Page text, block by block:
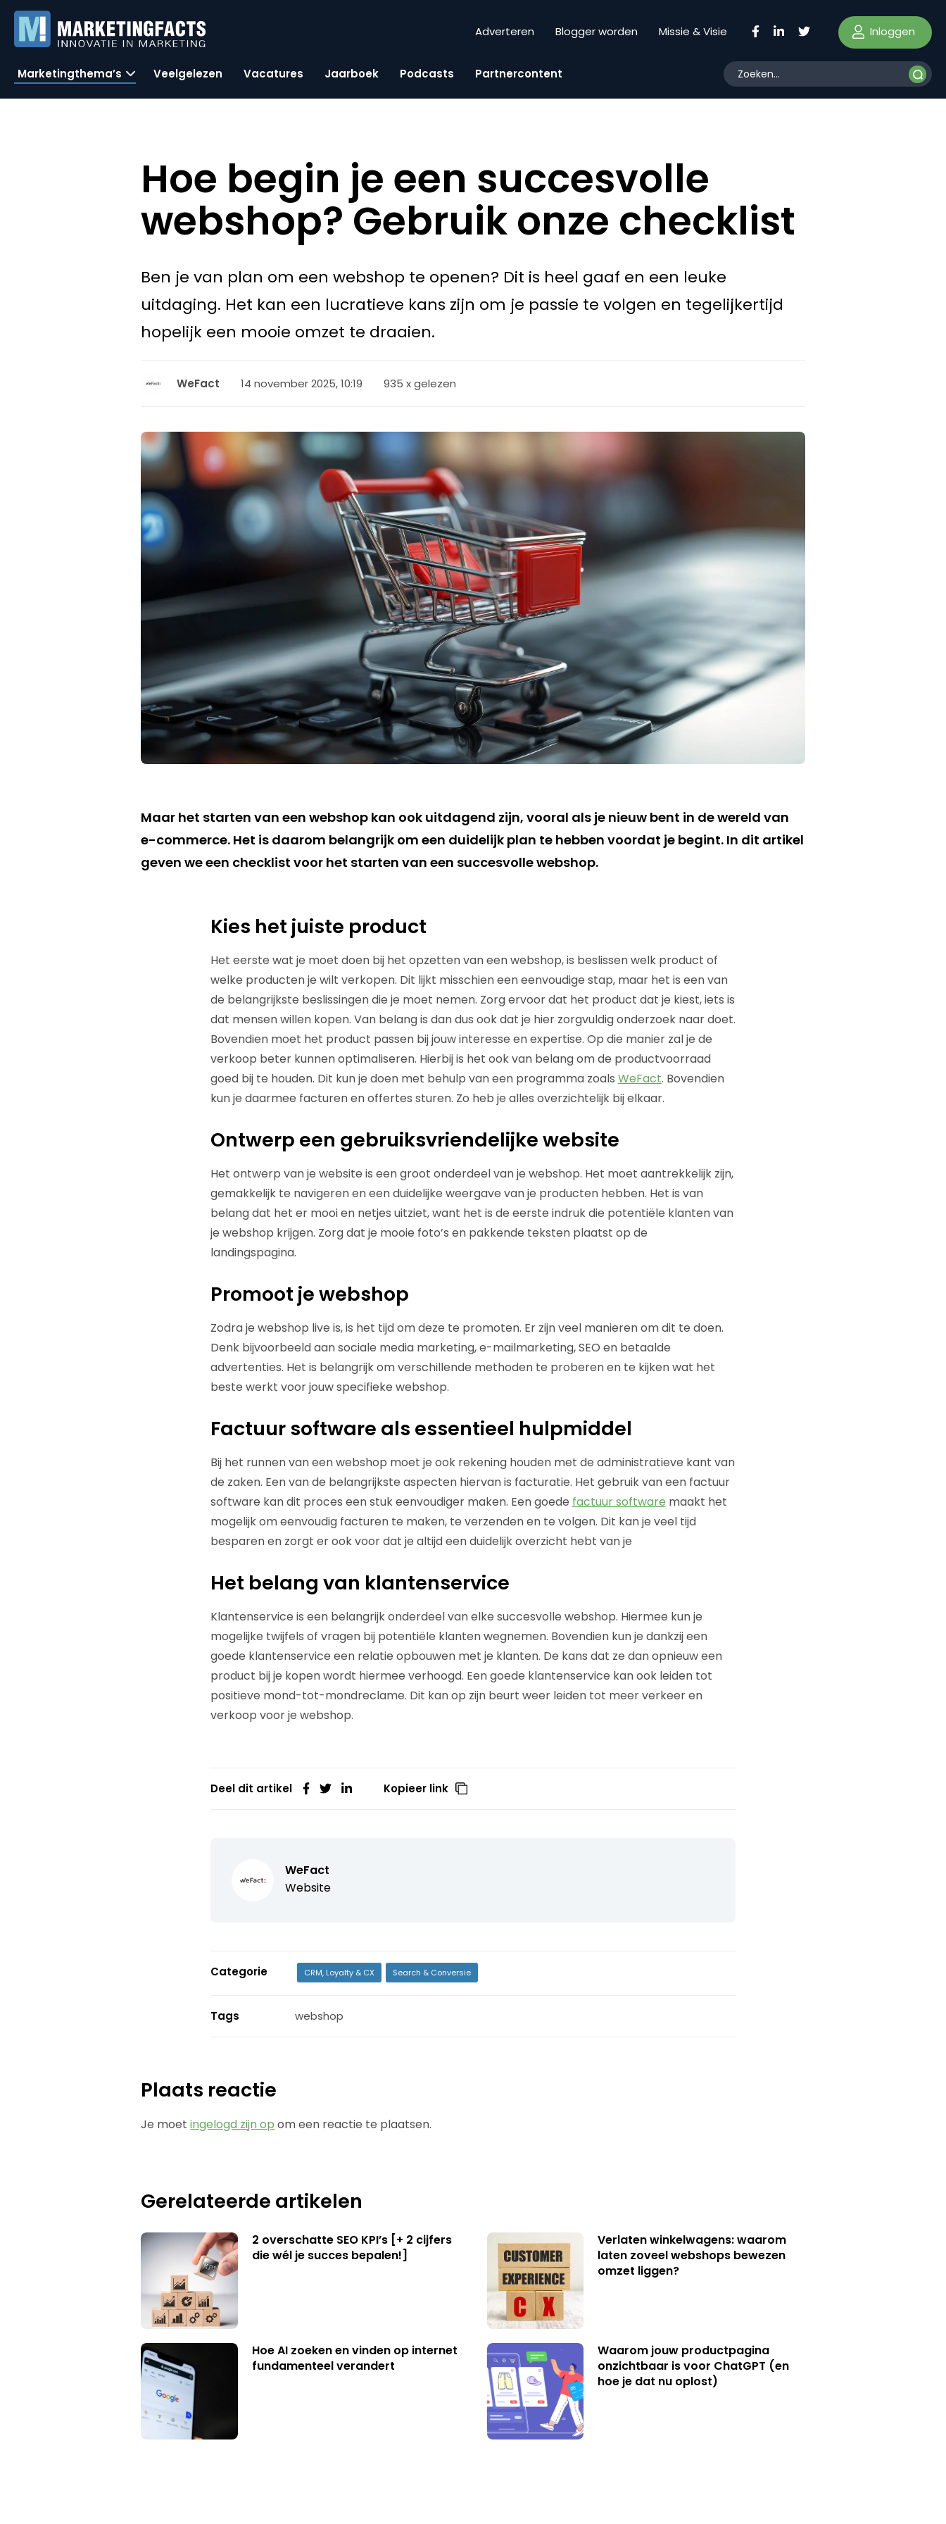
Adverteren Blogger worden Missie & Visie Inloggen
Marketingthema’s Veelgelezen Vacatures Jaarboek Podcasts Partnercontent
Hoe begin je een succesvolle
webshop? Gebruik onze checklist
Ben je van plan om een webshop te openen? Dit is heel gaaf en een leuke
uitdaging. Het kan een lucratieve kans zijn om je passie te volgen en tegelijkertijd
hopelijk een mooie omzet te draaien.
WeFact 14 november 2025, 10:19 935 x gelezen
Maar het starten van een webshop kan ook uitdagend zijn, vooral als je nieuw bent in de wereld van
e-commerce. Het is daarom belangrijk om een duidelijk plan te hebben voordat je begint. In dit artikel
geven we een checklist voor het starten van een succesvolle webshop.
Kies het juiste product
Het eerste wat je moet doen bij het opzetten van een webshop, is beslissen welk product of
welke producten je wilt verkopen. Dit lijkt misschien een eenvoudige stap, maar het is een van
de belangrijkste beslissingen die je moet nemen. Zorg ervoor dat het product dat je kiest, iets is
dat mensen willen kopen. Van belang is dan dus ook dat je hier zorgvuldig onderzoek naar doet.
Bovendien moet het product passen bij jouw interesse en expertise. Op die manier zal je de
verkoop beter kunnen optimaliseren. Hierbij is het ook van belang om de productvoorraad
goed bij te houden. Dit kun je doen met behulp van een programma zoals WeFact. Bovendien
kun je daarmee facturen en offertes sturen. Zo heb je alles overzichtelijk bij elkaar.
Ontwerp een gebruiksvriendelijke website
Het ontwerp van je website is een groot onderdeel van je webshop. Het moet aantrekkelijk zijn,
gemakkelijk te navigeren en een duidelijke weergave van je producten hebben. Het is van
belang dat het er mooi en netjes uitziet, want het is de eerste indruk die potentiële klanten van
je webshop krijgen. Zorg dat je mooie foto’s en pakkende teksten plaatst op de
landingspagina.
Promoot je webshop
Zodra je webshop live is, is het tijd om deze te promoten. Er zijn veel manieren om dit te doen.
Denk bijvoorbeeld aan sociale media marketing, e-mailmarketing, SEO en betaalde
advertenties. Het is belangrijk om verschillende methoden te proberen en te kijken wat het
beste werkt voor jouw specifieke webshop.
Factuur software als essentieel hulpmiddel
Bij het runnen van een webshop moet je ook rekening houden met de administratieve kant van
de zaken. Een van de belangrijkste aspecten hiervan is facturatie. Het gebruik van een factuur
software kan dit proces een stuk eenvoudiger maken. Een goede factuur software maakt het
mogelijk om eenvoudig facturen te maken, te verzenden en te volgen. Dit kan je veel tijd
besparen en zorgt er ook voor dat je altijd een duidelijk overzicht hebt van je
Het belang van klantenservice
Klantenservice is een belangrijk onderdeel van elke succesvolle webshop. Hiermee kun je
mogelijke twijfels of vragen bij potentiële klanten wegnemen. Bovendien kun je dankzij een
goede klantenservice een relatie opbouwen met je klanten. De kans dat ze dan opnieuw een
product bij je kopen wordt hiermee verhoogd. Een goede klantenservice kan ook leiden tot
positieve mond-tot-mondreclame. Dit kan op zijn beurt weer leiden tot meer verkeer en
verkoop voor je webshop.
Deel dit artikel Kopieer link
WeFact
Website
Categorie CRM, Loyalty & CX Search & Conversie
Tags webshop
Plaats reactie
Je moetingelogd zijn op om een reactie te plaatsen.
Gerelateerde artikelen
2 overschatte SEO KPI’s [+ 2 cijfers
die wél je succes bepalen!]
Verlaten winkelwagens: waarom
laten zoveel webshops bewezen
omzet liggen?
Hoe AI zoeken en vinden op internet
fundamenteel verandert
Waarom jouw productpagina
onzichtbaar is voor ChatGPT (en
hoe je dat nu oplost)